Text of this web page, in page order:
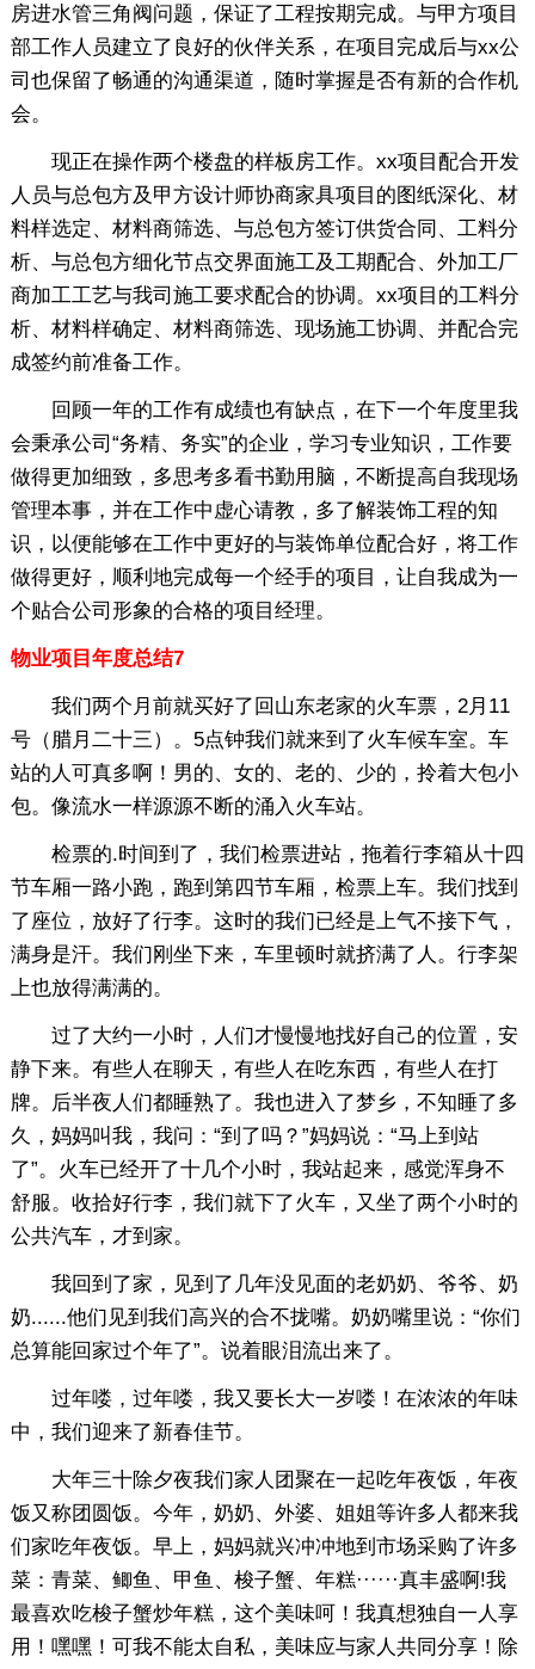
房进水管三角阀问题，保证了工程按期完成。与甲方项目
部工作人员建立了良好的伙伴关系，在项目完成后与xx公
司也保留了畅通的沟通渠道，随时掌握是否有新的合作机
会。
现正在操作两个楼盘的样板房工作。xx项目配合开发
人员与总包方及甲方设计师协商家具项目的图纸深化、材
料样选定、材料商筛选、与总包方签订供货合同、工料分
析、与总包方细化节点交界面施工及工期配合、外加工厂
商加工工艺与我司施工要求配合的协调。xx项目的工料分
析、材料样确定、材料商筛选、现场施工协调、并配合完
成签约前准备工作。
回顾一年的工作有成绩也有缺点，在下一个年度里我
会秉承公司“务精、务实”的企业，学习专业知识，工作要
做得更加细致，多思考多看书勤用脑，不断提高自我现场
管理本事，并在工作中虚心请教，多了解装饰工程的知
识，以便能够在工作中更好的与装饰单位配合好，将工作
做得更好，顺利地完成每一个经手的项目，让自我成为一
个贴合公司形象的合格的项目经理。
物业项目年度总结7
我们两个月前就买好了回山东老家的火车票，2月11
号（腊月二十三）。5点钟我们就来到了火车候车室。车
站的人可真多啊！男的、女的、老的、少的，拎着大包小
包。像流水一样源源不断的涌入火车站。
检票的.时间到了，我们检票进站，拖着行李箱从十四
节车厢一路小跑，跑到第四节车厢，检票上车。我们找到
了座位，放好了行李。这时的我们已经是上气不接下气，
满身是汗。我们刚坐下来，车里顿时就挤满了人。行李架
上也放得满满的。
过了大约一小时，人们才慢慢地找好自己的位置，安
静下来。有些人在聊天，有些人在吃东西，有些人在打
牌。后半夜人们都睡熟了。我也进入了梦乡，不知睡了多
久，妈妈叫我，我问：“到了吗？”妈妈说：“马上到站
了”。火车已经开了十几个小时，我站起来，感觉浑身不
舒服。收拾好行李，我们就下了火车，又坐了两个小时的
公共汽车，才到家。
我回到了家，见到了几年没见面的老奶奶、爷爷、奶
奶......他们见到我们高兴的合不拢嘴。奶奶嘴里说：“你们
总算能回家过个年了”。说着眼泪流出来了。
过年喽，过年喽，我又要长大一岁喽！在浓浓的年味
中，我们迎来了新春佳节。
大年三十除夕夜我们家人团聚在一起吃年夜饭，年夜
饭又称团圆饭。今年，奶奶、外婆、姐姐等许多人都来我
们家吃年夜饭。早上，妈妈就兴冲冲地到市场采购了许多
菜：青菜、鲫鱼、甲鱼、梭子蟹、年糕······真丰盛啊!我
最喜欢吃梭子蟹炒年糕，这个美味呵！我真想独自一人享
用！嘿嘿！可我不能太自私，美味应与家人共同分享！除